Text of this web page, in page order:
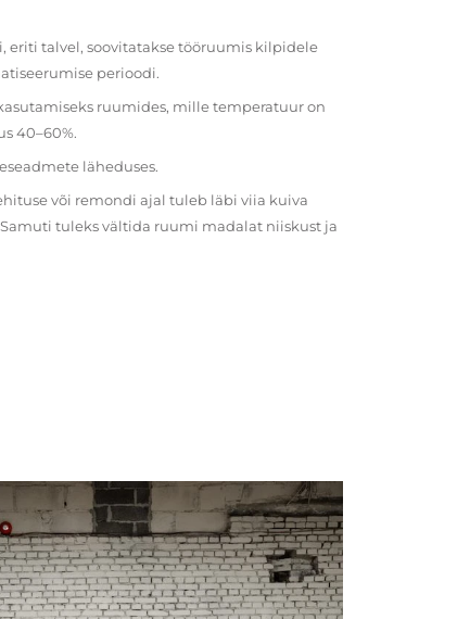
talvel, soovitatakse tööruumis kilpidele
perioodi.
ruumides, mille temperatuur on
40–60%.
läheduses.
või remondi ajal tuleb läbi viia kuiva
tuleks vältida ruumi madalat niiskust ja